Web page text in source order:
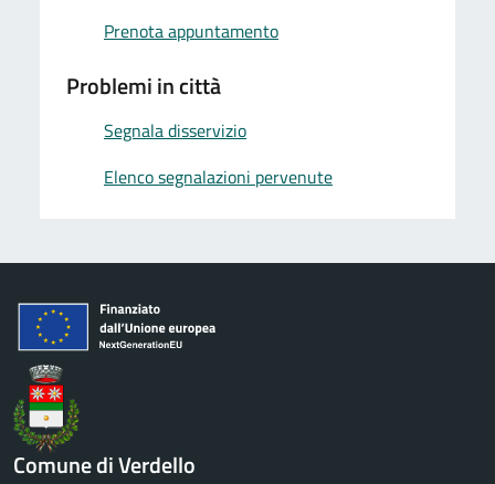
Prenota appuntamento
Problemi in città
Segnala disservizio
Elenco segnalazioni pervenute
Comune di Verdello